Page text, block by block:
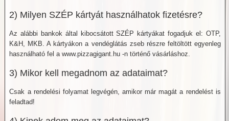
2) Milyen SZÉP kártyát használhatok fizetésre?
Az alábbi bankok által kibocsátott SZÉP kártyákat fogadjuk el: OTP,
K&H, MKB. A kártyákon a vendéglátás zseb részre feltöltött egyenleg
használható fel a www.pizzagigant.hu -n történő vásárláshoz.
3) Mikor kell megadnom az adataimat?
Csak a rendelési folyamat legvégén, amikor már magát a rendelést is
feladtad!